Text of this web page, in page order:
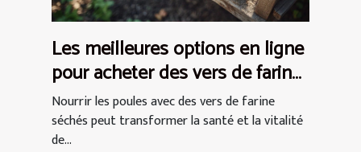
Les meilleures options en ligne
pour acheter des vers de farine
séchés pour les poules
Nourrir les poules avec des vers de farine
séchés peut transformer la santé et la vitalité
de...